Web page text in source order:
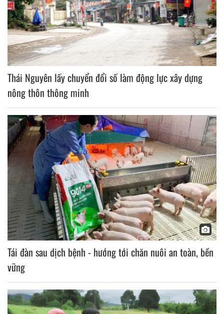
Thái Nguyên lấy chuyển đổi số làm động lực xây dựng
nông thôn thông minh
Tái đàn sau dịch bệnh - hướng tới chăn nuôi an toàn, bền
vững